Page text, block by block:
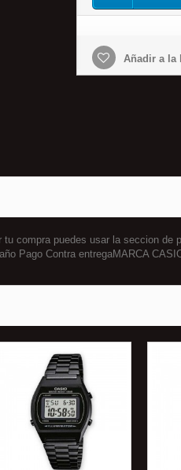
Añadir a la
compra puedes usar la seccion de
Pago Contra entregaMARCA